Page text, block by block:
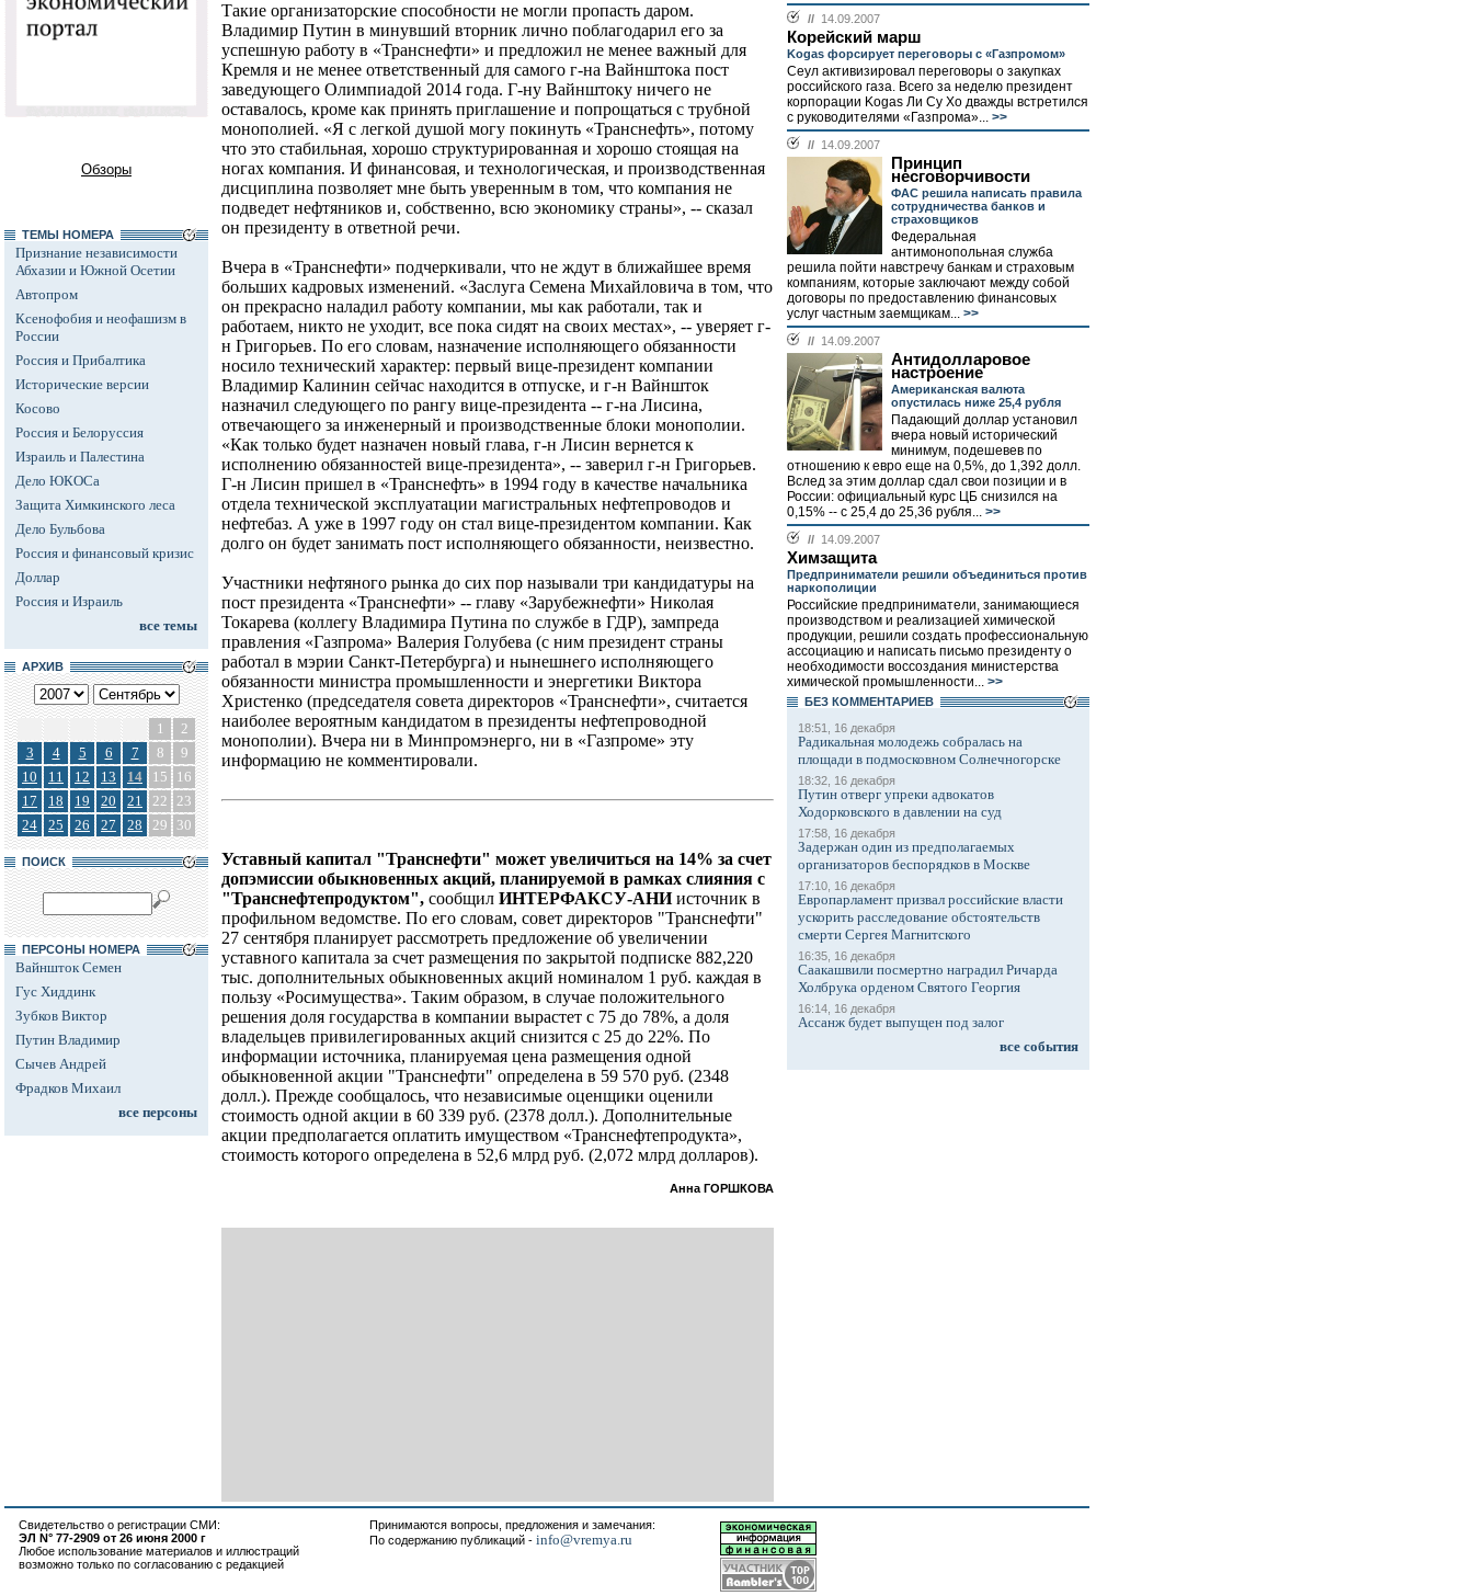
Обзоры
ТЕМЫ НОМЕРА
Признание независимости
Абхазии и Южной Осетии
Автопром
Ксенофобия и неофашизм в
России
Россия и Прибалтика
Исторические версии
Косово
Россия и Белоруссия
Израиль и Палестина
Дело ЮКОСа
Защита Химкинского леса
Дело Бульбова
Россия и финансовый кризис
Доллар
Россия и Израиль
все темы
АРХИВ
1
2
3
4 5 6 7 8
9
10
11 12 13 14 15
16
17
18 19 20 21 22 23
24
25 26 27 28 29 30
ПОИСК
ПЕРСОНЫ НОМЕРА
Вайншток Семен
Гус Хиддинк
Зубков Виктор
Путин Владимир
Сычев Андрей
Фрадков Михаил
все персоны
Такие организаторские способности не могли пропасть даром.
Владимир Путин в минувший вторник лично поблагодарил его за
успешную работу в «Транснефти» и предложил не менее важный для
Кремля и не менее ответственный для самого г-на Вайнштока пост
заведующего Олимпиадой 2014 года. Г-ну Вайнштоку ничего не
оставалось, кроме как принять приглашение и попрощаться с трубной
монополией. «Я с легкой душой могу покинуть «Транснефть», потому
что это стабильная, хорошо структурированная и хорошо стоящая на
ногах компания. И финансовая, и технологическая, и производственная
дисциплина позволяет мне быть уверенным в том, что компания не
подведет нефтяников и, собственно, всю экономику страны», -- сказал
он президенту в ответной речи.
Вчера в «Транснефти» подчеркивали, что не ждут в ближайшее время
больших кадровых изменений. «Заслуга Семена Михайловича в том, что
он прекрасно наладил работу компании, мы как работали, так и
работаем, никто не уходит, все пока сидят на своих местах», -- уверяет г-
н Григорьев. По его словам, назначение исполняющего обязанности
носило технический характер: первый вице-президент компании
Владимир Калинин сейчас находится в отпуске, и г-н Вайншток
назначил следующего по рангу вице-президента -- г-на Лисина,
отвечающего за инженерный и производственные блоки монополии.
«Как только будет назначен новый глава, г-н Лисин вернется к
исполнению обязанностей вице-президента», -- заверил г-н Григорьев.
Г-н Лисин пришел в «Транснефть» в 1994 году в качестве начальника
отдела технической эксплуатации магистральных нефтепроводов и
нефтебаз. А уже в 1997 году он стал вице-президентом компании. Как
долго он будет занимать пост исполняющего обязанности, неизвестно.
Участники нефтяного рынка до сих пор называли три кандидатуры на
пост президента «Транснефти» -- главу «Зарубежнефти» Николая
Токарева (коллегу Владимира Путина по службе в ГДР), зампреда
правления «Газпрома» Валерия Голубева (с ним президент страны
работал в мэрии Санкт-Петербурга) и нынешнего исполняющего
обязанности министра промышленности и энергетики Виктора
Христенко (председателя совета директоров «Транснефти», считается
наиболее вероятным кандидатом в президенты нефтепроводной
монополии). Вчера ни в Минпромэнерго, ни в «Газпроме» эту
информацию не комментировали.
Уставный капитал "Транснефти" может увеличиться на 14% за счет
допэмиссии обыкновенных акций, планируемой в рамках слияния с
"Транснефтепродуктом", сообщил ИНТЕРФАКСУ-АНИисточник в
профильном ведомстве. По его словам, совет директоров "Транснефти"
27 сентября планирует рассмотреть предложение об увеличении
уставного капитала за счет размещения по закрытой подписке 882,220
тыс. дополнительных обыкновенных акций номиналом 1 руб. каждая в
пользу «Росимущества». Таким образом, в случае положительного
решения доля государства в компании вырастет с 75 до 78%, а доля
владельцев привилегированных акций снизится с 25 до 22%. По
информации источника, планируемая цена размещения одной
обыкновенной акции "Транснефти" определена в 59 570 руб. (2348
долл.). Прежде сообщалось, что независимые оценщики оценили
стоимость одной акции в 60 339 руб. (2378 долл.). Дополнительные
акции предполагается оплатить имуществом «Транснефтепродукта»,
стоимость которого определена в 52,6 млрд руб. (2,072 млрд долларов).
Анна ГОРШКОВА
// 14.09.2007
Корейский марш
Kogas форсирует переговоры с «Газпромом»
Сеул активизировал переговоры о закупках
российского газа. Всего за неделю президент
корпорации Kogas Ли Су Хо дважды встретился
с руководителями «Газпрома»... >>
// 14.09.2007
Принцип
несговорчивости
ФАС решила написать правила
сотрудничества банков и
страховщиков
Федеральная
антимонопольная служба
решила пойти навстречу банкам и страховым
компаниям, которые заключают между собой
договоры по предоставлению финансовых
услуг частным заемщикам... >>
// 14.09.2007
Антидолларовое
настроение
Американская валюта
опустилась ниже 25,4 рубля
Падающий доллар установил
вчера новый исторический
минимум, подешевев по
отношению к евро еще на 0,5%, до 1,392 долл.
Вслед за этим доллар сдал свои позиции и в
России: официальный курс ЦБ снизился на
0,15% -- с 25,4 до 25,36 рубля... >>
// 14.09.2007
Химзащита
Предприниматели решили объединиться против
наркополиции
Российские предприниматели, занимающиеся
производством и реализацией химической
продукции, решили создать профессиональную
ассоциацию и написать письмо президенту о
необходимости воссоздания министерства
химической промышленности... >>
БЕЗ КОМMЕНТАРИЕВ
18:51, 16 декабря
Радикальная молодежь собралась на
площади в подмосковном Солнечногорске
18:32, 16 декабря
Путин отверг упреки адвокатов
Ходорковского в давлении на суд
17:58, 16 декабря
Задержан один из предполагаемых
организаторов беспорядков в Москве
17:10, 16 декабря
Европарламент призвал российские власти
ускорить расследование обстоятельств
смерти Сергея Магнитского
16:35, 16 декабря
Саакашвили посмертно наградил Ричарда
Холбрука орденом Святого Георгия
16:14, 16 декабря
Ассанж будет выпущен под залог
все события
Свидетельство о регистрации СМИ:
ЭЛ N° 77-2909 от 26 июня 2000 г
Любое использование материалов и иллюстраций
возможно только по согласованию с редакцией
Принимаются вопросы, предложения и замечания:
По содержанию публикаций - info@vremya.ru